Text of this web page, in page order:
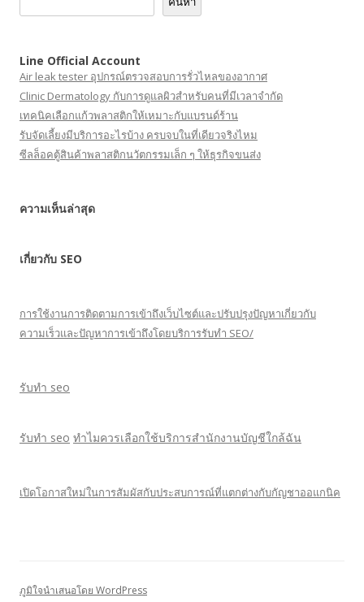
Line Official Account
Air leak tester อุปกรณ์ตรวจสอบการรั่วไหลของอากาศ
Clinic Dermatology กับการดูแลผิวสำหรับคนที่มีเวลาจำกัด
เทคนิคเลือกแก้วพลาสติกให้เหมาะกับแบรนด์ร้าน
รับจัดเลี้ยงมีบริการอะไรบ้าง ครบจบในที่เดียวจริงไหม
ซีลล็อคตู้สินค้าพลาสติกนวัตกรรมเล็ก ๆ ให้ธุรกิจขนส่ง
ความเห็นล่าสุด
เกี่ยวกับ SEO
การใช้งานการติดตามการเข้าถึงเว็บไซต์และปรับปรุงปัญหาเกี่ยวกับ
ความเร็วและปัญหาการเข้าถึงโดยบริการรับทำ SEO/
รับทำ seo
รับทำ seo ทำไมควรเลือกใช้บริการสำนักงานบัญชีใกล้ฉัน
เปิดโอกาสใหม่ในการสัมผัสกับประสบการณ์ที่แตกต่างกับกัญชาออแกนิค
ภูมิใจนำเสนอโดย WordPress